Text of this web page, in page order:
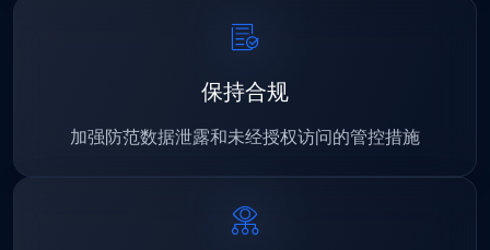
保持合规
加强防范数据泄露和未经授权访问的管控措施